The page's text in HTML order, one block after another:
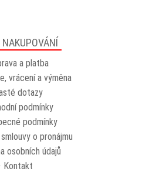
NAKUPOVÁNÍ
a platba
vrácení a výměna
dotazy
podmínky
podmínky
o pronájmu
osobních údajů
Kontakt